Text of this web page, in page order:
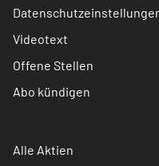
Videotext
Offene Stellen
Abo kündigen
Alle Aktien